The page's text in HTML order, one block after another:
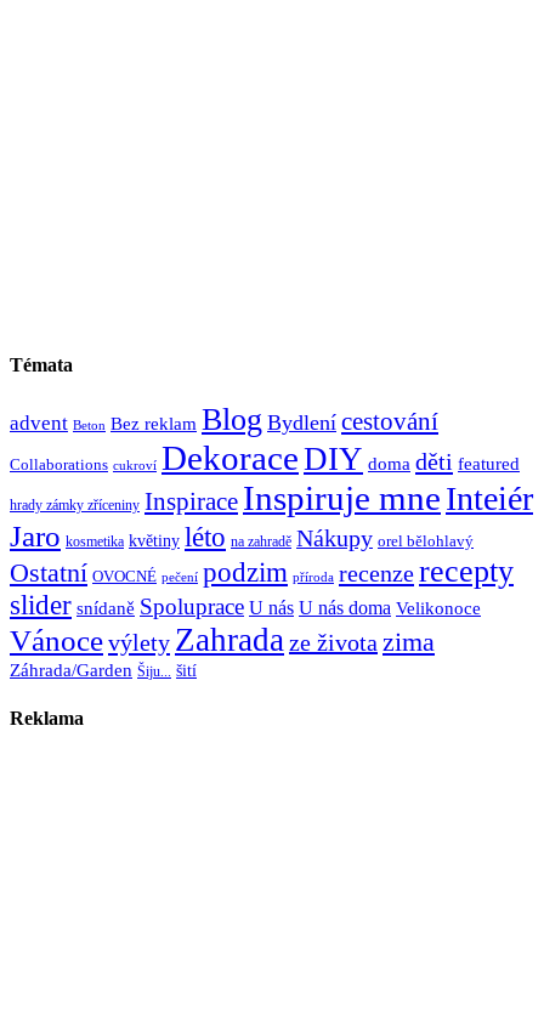
Témata
advent Beton Bez reklam Blog Bydlení cestování
Collaborations cukroví DekoraceDIY doma děti featured
hrady zámky zříceniny Inspirace Inspiruje mneInteiér
Jaro kosmetika květiny léto na zahradě Nákupy orel bělohlavý
Ostatní OVOCNÉ pečení podzim příroda recenzerecepty
slider snídaně Spoluprace U nás U nás doma Velikonoce
Vánocevýlety Zahradaze životazima
Záhrada/Garden Šiju... šití
Reklama